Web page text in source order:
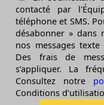
contacté par
téléphone et SMS.
désabonner » dans
nos messages
Des frais de
s’appliquer. La
Consultez notre
Conditions